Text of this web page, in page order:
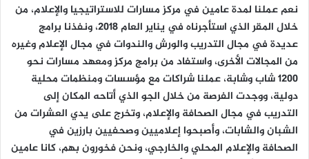
نعم عملنا لمدة عامين في مركز مسارات للاستراتيجيا والإعلام، من
خلال المقر الذي استأجرناه في يناير العام 2018، ونفذنا برامج
عديدة في مجال التدريب والورش والندوات في مجال الإعلام وغيره
من المجالات الأخرى، واستفاد من برامج مركز ومعهد مسارات نحو
1200 شاب وشابة، عملنا شراكات مع مؤسسات ومنظمات محلية
دولية، ووجدت الفرصة من خلال الجو الذي أتاحه المكان إلى
التدريب في مجال الصحافة والإعلام، وتخرج على يدي العشرات من
الشبان والشابات، وأصبحوا إعلاميين وصحفيين بارزين في
الصحافة والإعلام المحلي والخارجي، ونحن فخورون بهم، كانا عامين